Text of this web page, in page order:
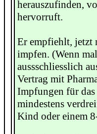
herauszufinden,
hervorruft.
Er empfiehlt, jetzt
impfen. (Wenn
aussschliesslich
Vertrag mit
Impfungen für
mindestens
Kind oder einem